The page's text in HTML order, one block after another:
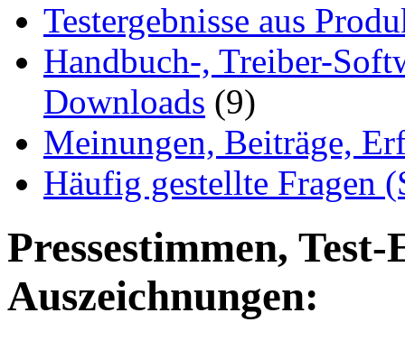
Testergebnisse aus
Handbuch-, Treiber-
Downloads (9)
Meinungen, Beiträge,
Häufig gestellte Fragen
Pressestimmen,
Auszeichnungen: